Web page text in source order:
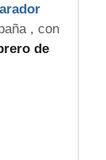
, con
de